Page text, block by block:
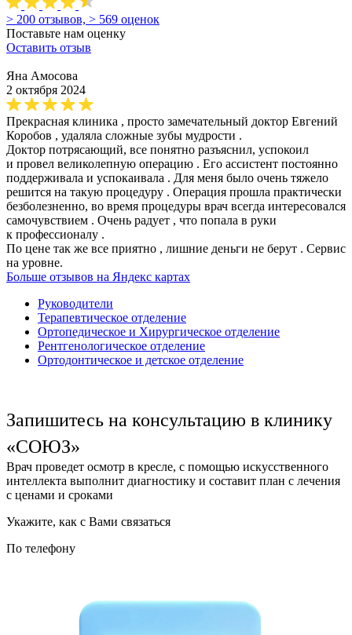
> 200 отзывов, > 569 оценок
Поставьте нам оценку
Оставить отзыв
Яна Амосова
2 октября 2024
Прекрасная клиника , просто замечательный доктор Евгений
Коробов , удаляла сложные зубы мудрости .
Доктор потрясающий, все понятно разъяснил, успокоил
и провел великолепную операцию . Его ассистент постоянно
поддерживала и успокаивала . Для меня было очень тяжело
решится на такую процедуру . Операция прошла практически
безболезненно, во время процедуры врач всегда интересовался
самочувствием . Очень радует , что попала в руки
к профессионалу .
По цене так же все приятно , лишние деньги не берут . Сервис
на уровне.
Больше отзывов на Яндекс картах
Руководители
Терапевтическое отделение
Ортопедическое и Хирургическое отделение
Рентгенологическое отделение
Ортодонтическое и детское отделение
Запишитесь на консультацию в клинику
«СОЮЗ»
Врач проведет осмотр в кресле, с помощью искусственного
интеллекта выполнит диагностику и составит план с лечения
с ценами и сроками
Укажите, как с Вами связаться
По телефону